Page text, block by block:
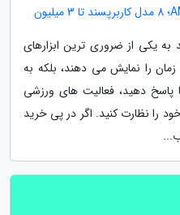
یکی از ضروری ترین ابزارهای
زمان را نمایش می دهند، بلکه به
پاسخ دهید، فعالیت های ورزشی
را نظارت کنید. اگر در پی خرید